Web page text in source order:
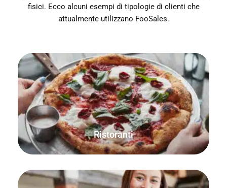
fisici. Ecco alcuni esempi di tipologie di clienti che
attualmente utilizzano FooSales.
Ristoranti
Controllare per favore! Salvate, stampate e tracciate gli
ordini sia per i tavoli seduti che per quelli da asporto.